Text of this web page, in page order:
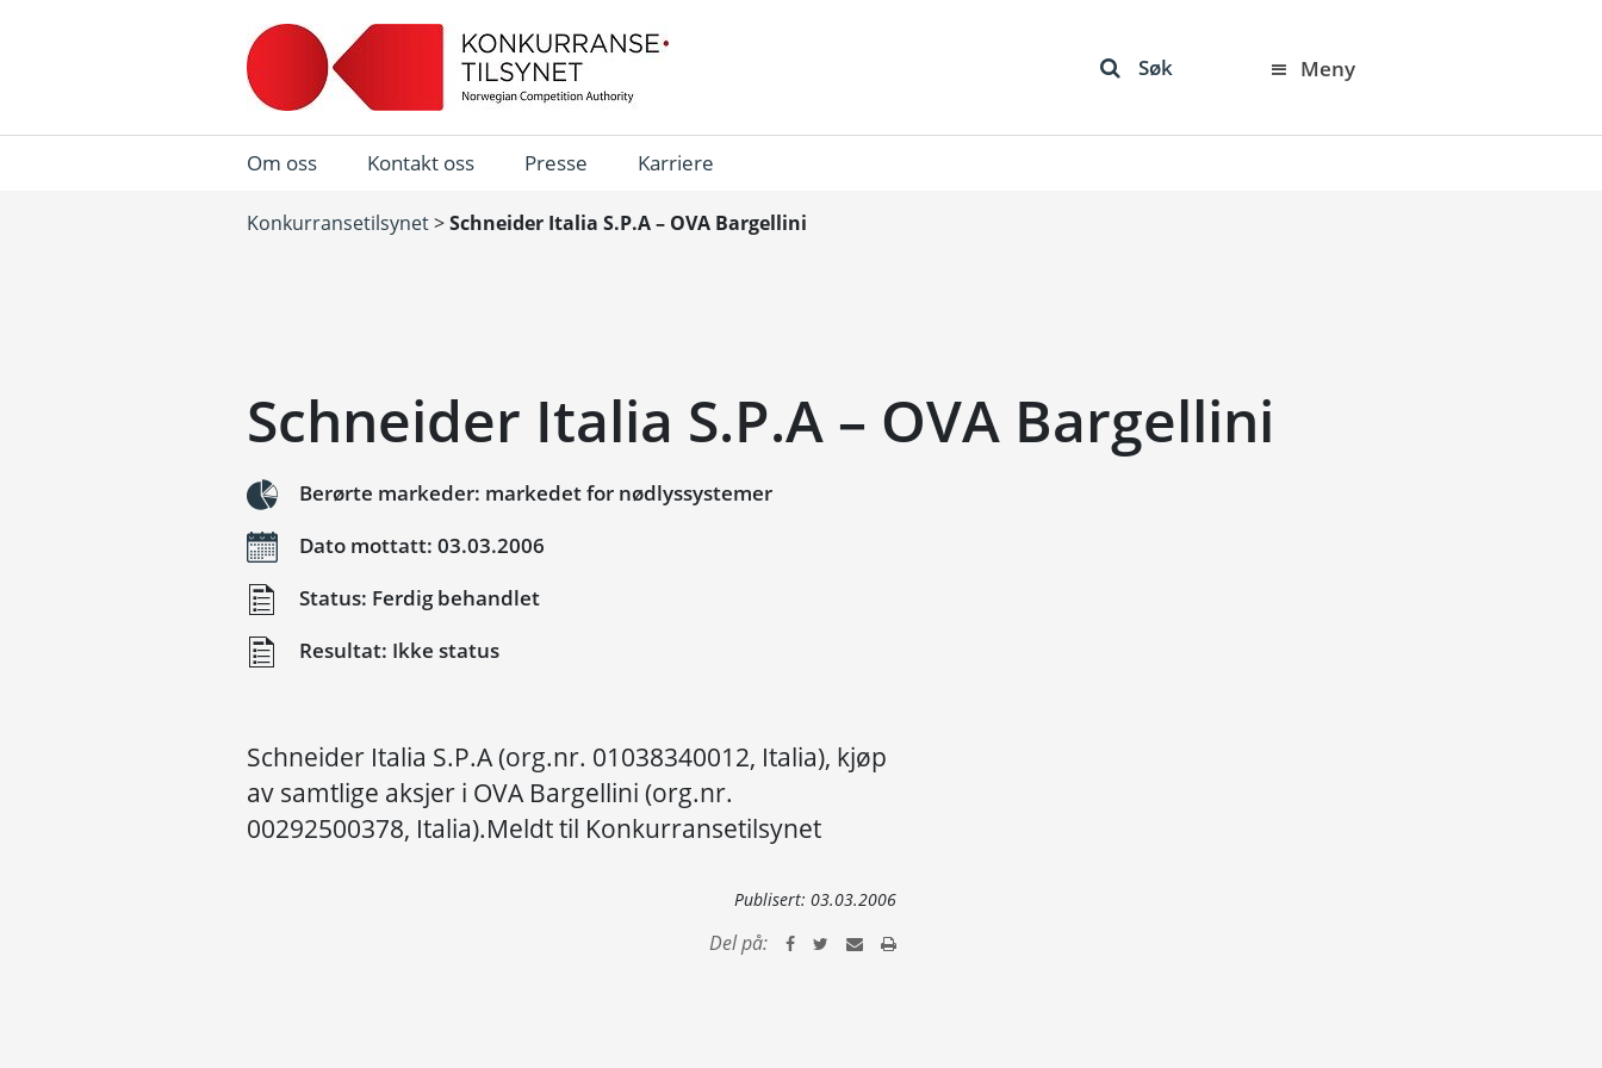
Søk Meny
Om oss Kontakt oss Presse Karriere
Konkurransetilsynet>Schneider Italia S.P.A – OVA Bargellini
Schneider Italia S.P.A – OVA Bargellini
Berørte markeder: markedet for nødlyssystemer
Dato mottatt: 03.03.2006
Status: Ferdig behandlet
Resultat: Ikke status
Schneider Italia S.P.A (org.nr. 01038340012, Italia), kjøp
av samtlige aksjer i OVA Bargellini (org.nr.
00292500378, Italia).Meldt til Konkurransetilsynet
Publisert: 03.03.2006
Del på: